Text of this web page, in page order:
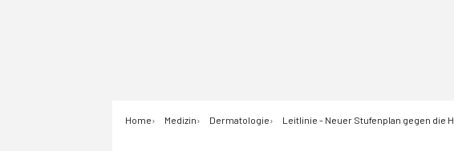
Home Medizin Dermatologie Leitlinie - Neuer Stufenplan gegen die